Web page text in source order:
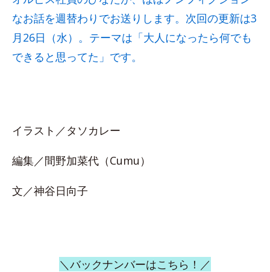
なお話を週替わりでお送りします。次回の更新は3
月26日（水）。テーマは「大人になったら何でも
できると思ってた」です。
イラスト／タソカレー
編集／間野加菜代（Cumu）
文／神谷日向子
＼バックナンバーはこちら！／